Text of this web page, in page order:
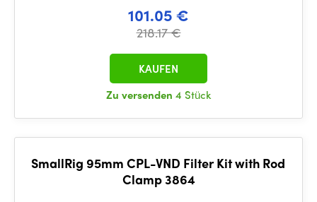
101.05 €
218.17 €
Zu versenden 4 Stück
KAUFEN
SmallRig 95mm CPL-VND Filter Kit with Rod
Clamp 3864